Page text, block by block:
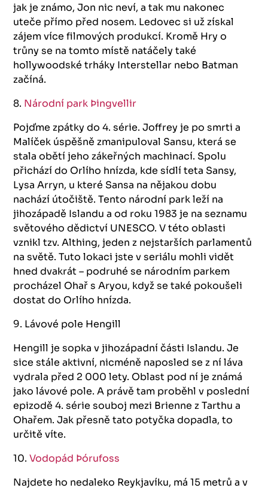
jak je známo, Jon nic neví, a tak mu nakonec
uteče přímo před nosem. Ledovec si už získal
zájem více filmových produkcí. Kromě Hry o
trůny se na tomto místě natáčely také
hollywoodské trháky Interstellar nebo Batman
začíná.
8. Národní park Þingvellir
Pojďme zpátky do 4. série. Joffrey je po smrti a
Malíček úspěšně zmanipuloval Sansu, která se
stala obětí jeho zákeřných machinací. Spolu
přichází do Orlího hnízda, kde sídlí teta Sansy,
Lysa Arryn, u které Sansa na nějakou dobu
nachází útočiště. Tento národní park leží na
jihozápadě Islandu a od roku 1983 je na seznamu
světového dědictví UNESCO. V této oblasti
vznikl tzv. Althing, jeden z nejstarších parlamentů
na světě. Tuto lokaci jste v seriálu mohli vidět
hned dvakrát – podruhé se národním parkem
procházel Ohař s Aryou, když se také pokoušeli
dostat do Orlího hnízda.
9. Lávové pole Hengill
Hengill je sopka v jihozápadní části Islandu. Je
sice stále aktivní, nicméně naposled se z ní láva
vydrala před 2 000 lety. Oblast pod ní je známá
jako lávové pole. A právě tam proběhl v poslední
epizodě 4. série souboj mezi Brienne z Tarthu a
Ohařem. Jak přesně tato potyčka dopadla, to
určitě víte.
10.Vodopád Þórufoss
Najdete ho nedaleko Reykjavíku, má 15 metrů a v